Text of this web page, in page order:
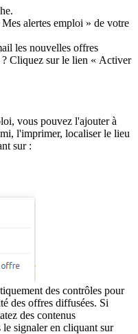
alertes emploi » de votre
les nouvelles offres
Cliquez sur le lien « Activer
vous pouvez l'ajouter à
l'imprimer, localiser le lieu
sur :
des contrôles pour
des offres diffusées. Si
des contenus
signaler en cliquant sur